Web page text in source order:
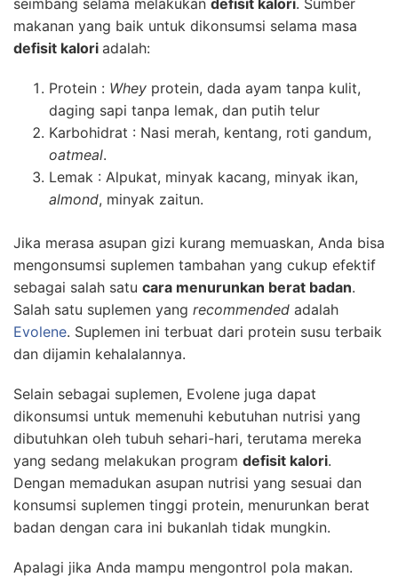
makanan yang baik untuk dikonsumsi selama masa
defisit kalori adalah:
Protein : Whey protein, dada ayam tanpa kulit,
daging sapi tanpa lemak, dan putih telur
Karbohidrat : Nasi merah, kentang, roti gandum,
oatmeal.
Lemak : Alpukat, minyak kacang, minyak ikan,
almond, minyak zaitun.
Jika merasa asupan gizi kurang memuaskan, Anda bisa
mengonsumsi suplemen tambahan yang cukup efektif
sebagai salah satu cara menurunkan berat badan.
Salah satu suplemen yang recommended adalah
Evolene. Suplemen ini terbuat dari protein susu terbaik
dan dijamin kehalalannya.
Selain sebagai suplemen, Evolene juga dapat
dikonsumsi untuk memenuhi kebutuhan nutrisi yang
dibutuhkan oleh tubuh sehari-hari, terutama mereka
yang sedang melakukan program defisit kalori.
Dengan memadukan asupan nutrisi yang sesuai dan
konsumsi suplemen tinggi protein, menurunkan berat
badan dengan cara ini bukanlah tidak mungkin.
Apalagi jika Anda mampu mengontrol pola makan.